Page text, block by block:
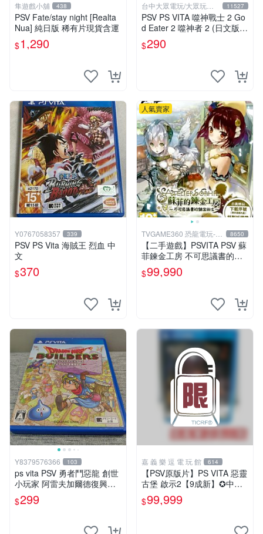
隼遊戲小舖 438
PSV Fate/stay night [Realta
Nua] 純日版 稀有片現貨含運
$1,290
台中大眾電玩/大眾玩具
店
11527
PSV PS VITA 噬神戰士 2 Go
d Eater 2 噬神者 2 (日文版)**
(二手商品)【台中大眾電玩】
$290
Y0767058357 339
PSV PS Vita 海賊王 烈血 中
文
$370
人氣賣家
TVGAME360 恐龍電玩-台
中店
8650
【二手遊戲】PSVITA PSV 蘇
菲鍊金工房 不可思議書的鍊
金術士 中文版【台中恐龍電
玩】
$99,990
Y8379576366 103
ps vita PSV 勇者鬥惡龍 創世
小玩家 阿雷夫加爾德復興記
純日版 （編號15）
$299
嘉 義 樂 逗 電 玩 館 614
【PSV原版片】PS VITA 惡靈
古堡 啟示2【9成新】✪中文
亞版 中古二手✪嘉義樂逗電
玩館
$99,999